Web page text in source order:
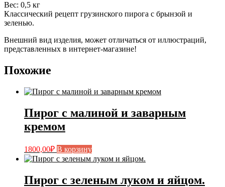
Вес: 0,5 кг
Классический рецепт грузинского пирога с брынзой и
зеленью.
Внешний вид изделия, может отличаться от иллюстраций,
представленных в интернет-магазине!
Похожие
Пирог с малиной и заварным
кремом
1800,00₽ В корзину
Пирог с зеленым луком и яйцом.